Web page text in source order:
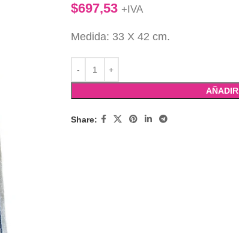
$697,53 +IVA
Medida: 33 X 42 cm.
Share: